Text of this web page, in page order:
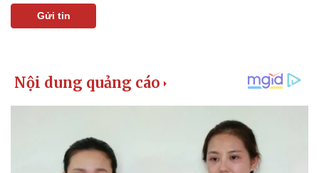
Kinh tế
Chứng khoán
Giá cà phê
Gửi tin